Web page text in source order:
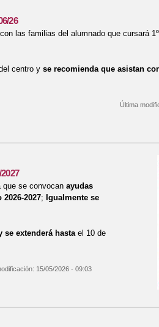
26
las familias del alumnado que cursará
centro y se recomienda que asistan
Última
se convocan ayudas
2027; Igualmente se
se extenderá hasta el 10 de
15/05/2026 - 09:03